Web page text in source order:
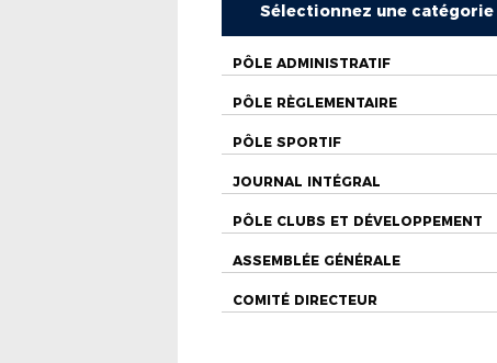
Sélectionnez une catégorie
PÔLE ADMINISTRATIF
PÔLE RÈGLEMENTAIRE
PÔLE SPORTIF
JOURNAL INTÉGRAL
PÔLE CLUBS ET DÉVELOPPEMENT
ASSEMBLÉE GÉNÉRALE
COMITÉ DIRECTEUR